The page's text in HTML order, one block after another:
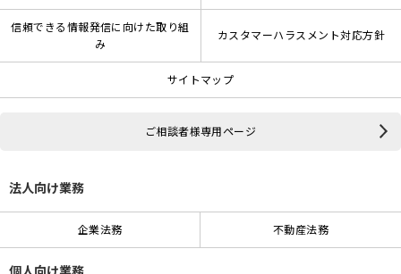
信頼できる情報発信に向けた取り組
み
カスタマーハラスメント対応方針
サイトマップ
ご相談者様専用ページ
法人向け業務
企業法務 不動産法務